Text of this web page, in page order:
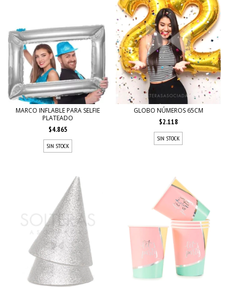
MARCO INFLABLE PARA SELFIE
PLATEADO
$4.865
SIN STOCK
GLOBO NÚMEROS 65CM
$2.118
SIN STOCK